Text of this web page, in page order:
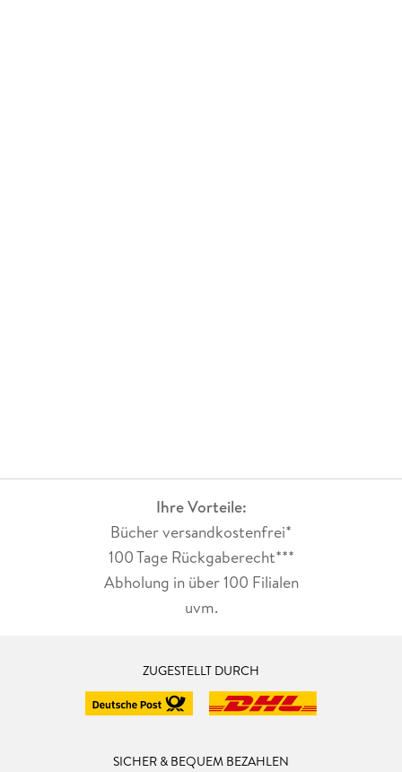
Ihre Vorteile:
Bücher versandkostenfrei*
100 Tage Rückgaberecht***
Abholung in über 100 Filialen
uvm.
ZUGESTELLT DURCH
SICHER & BEQUEM BEZAHLEN